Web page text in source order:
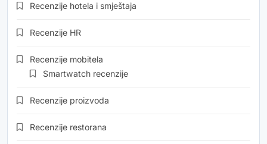
Recenzije hotela i smještaja
Recenzije HR
Recenzije mobitela
Smartwatch recenzije
Recenzije proizvoda
Recenzije restorana